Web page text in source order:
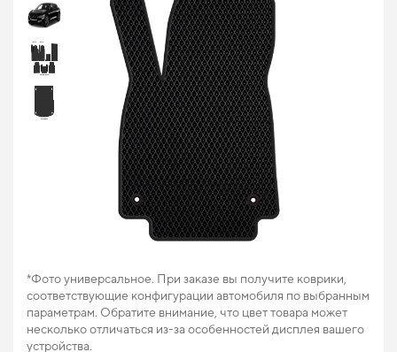
*Фото универсальное. При заказе вы получите коврики,
соответствующие конфигурации автомобиля по выбранным
параметрам. Обратите внимание, что цвет товара может
несколько отличаться из-за особенностей дисплея вашего
устройства.